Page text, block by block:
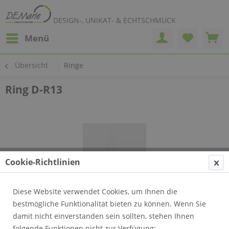
DESIGN-, UNIKAT- & ECHTSCHMUCK
Menü
Übersicht Ringe
Ring D-R13
Cookie-Richtlinien
Diese Website verwendet Cookies, um Ihnen die
bestmögliche Funktionalität bieten zu können. Wenn Sie
damit nicht einverstanden sein sollten, stehen Ihnen